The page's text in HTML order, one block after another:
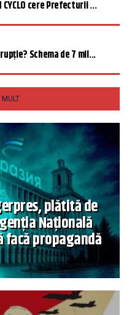
CYCLO cere Prefecturii ...
Schema de 7 mil...
plătită de
Națională
facă propagandă